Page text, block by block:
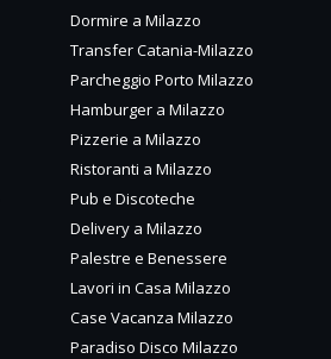
Dormire a Milazzo
Transfer Catania-Milazzo
Parcheggio Porto Milazzo
Hamburger a Milazzo
Pizzerie a Milazzo
Ristoranti a Milazzo
Pub e Discoteche
Delivery a Milazzo
Palestre e Benessere
Lavori in Casa Milazzo
Case Vacanza Milazzo
Paradiso Disco Milazzo